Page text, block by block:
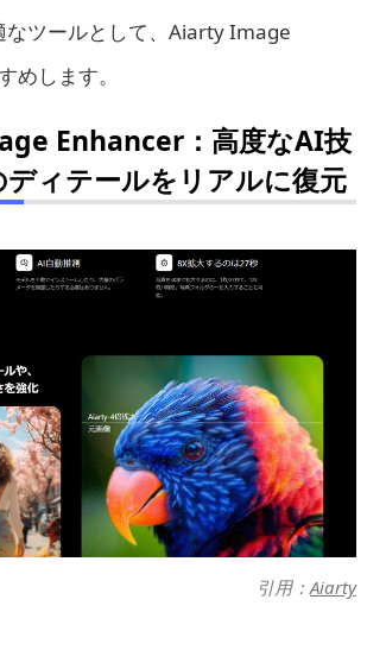
なツールとして、Aiarty Image
めします。
Enhancer：高度なAI技
ィテールをリアルに復元
引用：Aiarty